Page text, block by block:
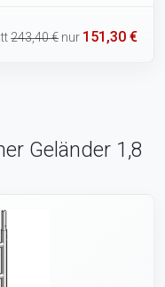
243,40 € nur 151,30 €
Geländer 1,8